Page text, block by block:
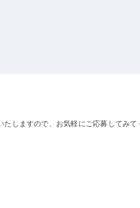
たしますので、お気軽にご応募してみて